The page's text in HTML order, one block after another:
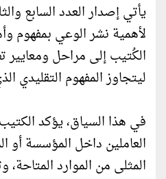
يأتي إصدار العدد السابع
لأهمية نشر الوعي بمفهوم
الكُتيب إلى مراحل ومعايير
ليتجاوز المفهوم
في هذا السياق، يؤكد
العاملين داخل المؤسسة أو
المثلى من الموارد